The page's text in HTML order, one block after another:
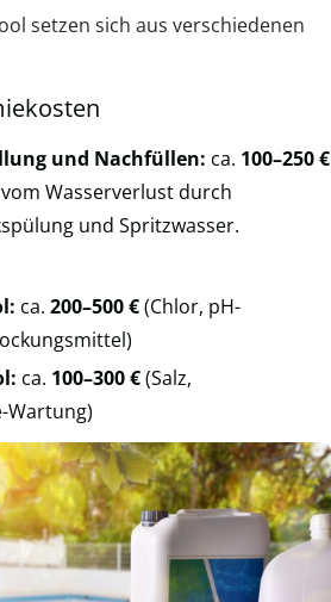
setzen sich aus verschiedenen
und Nachfüllen: ca. 100–250 €
Wasserverlust durch
und Spritzwasser.
ca. 200–500 €(Chlor, pH-
ca. 100–300 €(Salz,
Wartung)